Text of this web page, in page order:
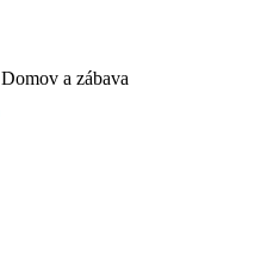
Domov a zábava